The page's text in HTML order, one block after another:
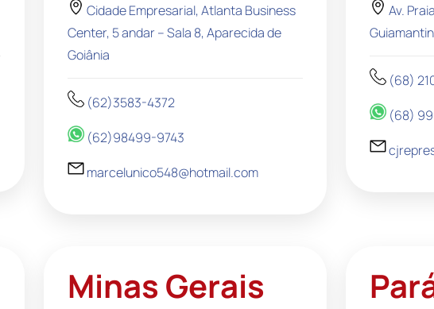
Cidade Empresarial, Atlanta Business
Center, 5 andar – Sala 8, Aparecida de
Goiânia
(62)3583-4372
(62)98499-9743
marcelunico548@hotmail.com
Av.
(68)
(68)
Minas Gerais